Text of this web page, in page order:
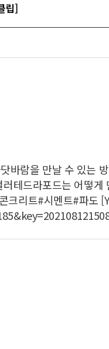
립]
바람을 만날 수 있는
테드라포드는 어떻
리트#시멘트#파도